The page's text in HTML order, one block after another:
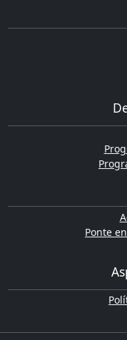
Ponte